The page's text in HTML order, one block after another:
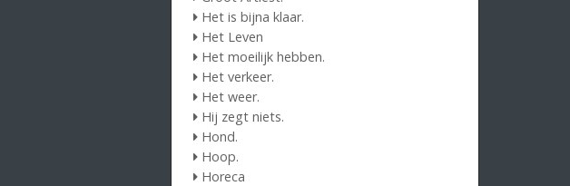
Het is bijna klaar.
Het Leven
Het moeilijk hebben.
Het verkeer.
Het weer.
Hij zegt niets.
Hond.
Hoop.
Horeca